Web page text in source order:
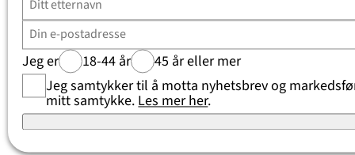
Jeg er 18-44 år
45 år eller mer
Jeg samtykker til å motta nyhetsbrev og
mitt samtykke.Les mer her.